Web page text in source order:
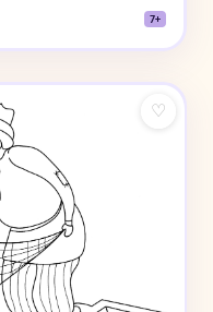
7+
♡